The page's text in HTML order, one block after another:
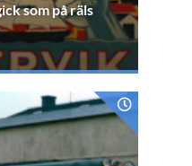
som på räls